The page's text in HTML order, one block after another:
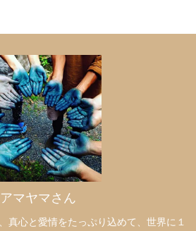
アマヤマさん
真心と愛情をたっぷり込めて、世界に１